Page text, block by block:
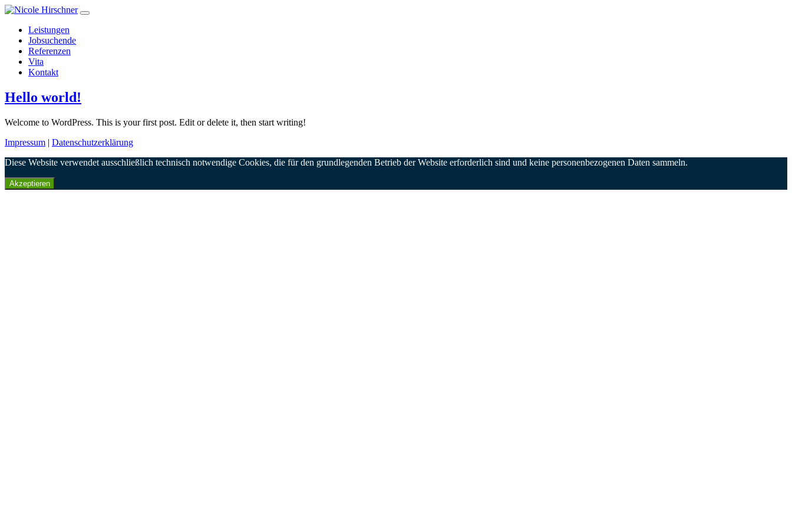
Leistungen
Jobsuchende
Referenzen
Vita
Kontakt
Hello world!
Welcome to WordPress. This is your first post. Edit or delete it, then start writing!
Impressum | Datenschutzerklärung
Diese Website verwendet ausschließlich technisch notwendige Cookies, die für den grundlegenden Betrieb der Website erforderlich sind und keine personenbezogenen Daten sammeln.
Akzeptieren